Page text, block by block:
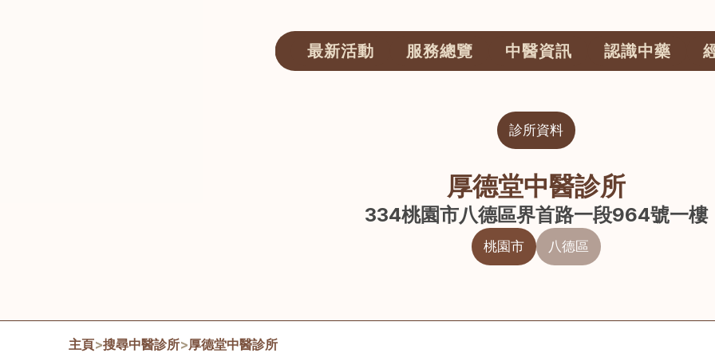
最新活動 服務總覽 中醫資訊 認識中藥
診所資料
厚德堂中醫診所
334桃園市八德區界首路一段964號一樓
桃園市 八德區
主頁>搜尋中醫診所>厚德堂中醫診所